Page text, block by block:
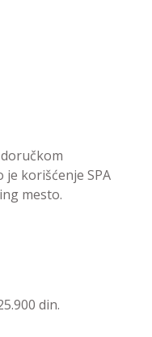
je korišćenje SPA
mesto.
din.